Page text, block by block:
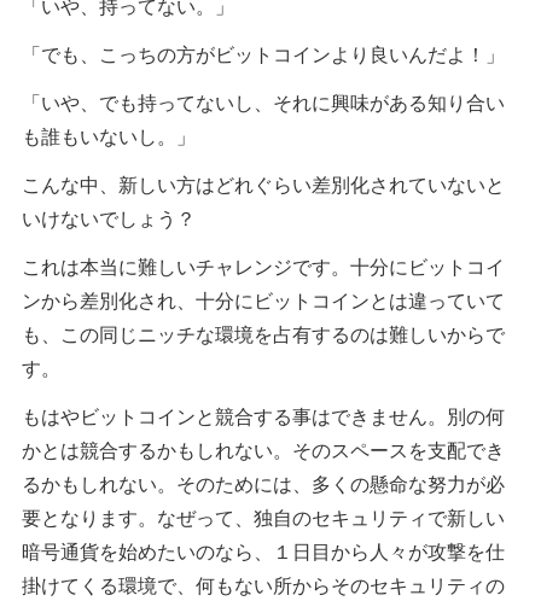
「いや、持ってない。」
「でも、こっちの方がビットコインより良いんだよ！」
「いや、でも持ってないし、それに興味がある知り合い
も誰もいないし。」
こんな中、新しい方はどれぐらい差別化されていないと
いけないでしょう？
これは本当に難しいチャレンジです。十分にビットコイ
ンから差別化され、十分にビットコインとは違っていて
も、この同じニッチな環境を占有するのは難しいからで
す。
もはやビットコインと競合する事はできません。別の何
かとは競合するかもしれない。そのスペースを支配でき
るかもしれない。そのためには、多くの懸命な努力が必
要となります。なぜって、独自のセキュリティで新しい
暗号通貨を始めたいのなら、１日目から人々が攻撃を仕
掛けてくる環境で、何もない所からそのセキュリティの